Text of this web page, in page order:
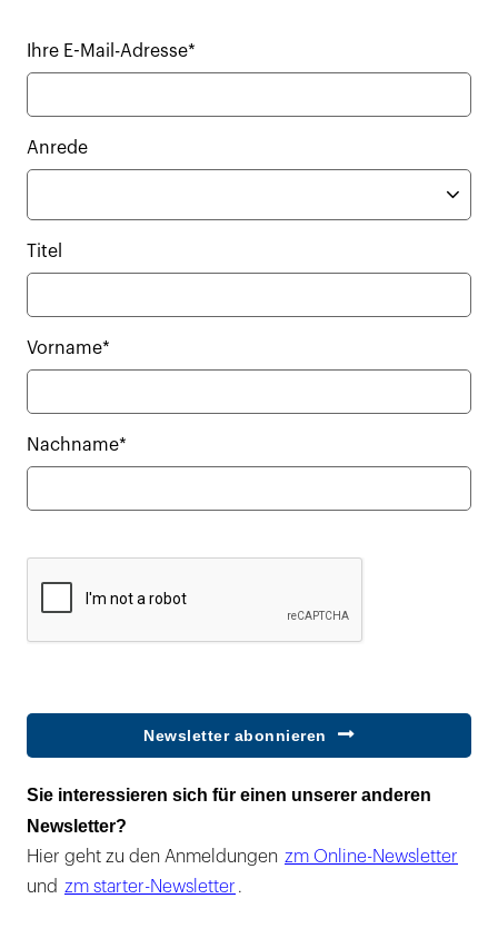
Ihre E-Mail-Adresse*
Anrede
Titel
Vorname*
Nachname*
Newsletter abonnieren
Sie interessieren sich für einen unserer anderen
Newsletter?
Hier geht zu den Anmeldungen zm Online-Newsletter
und zm starter-Newsletter .